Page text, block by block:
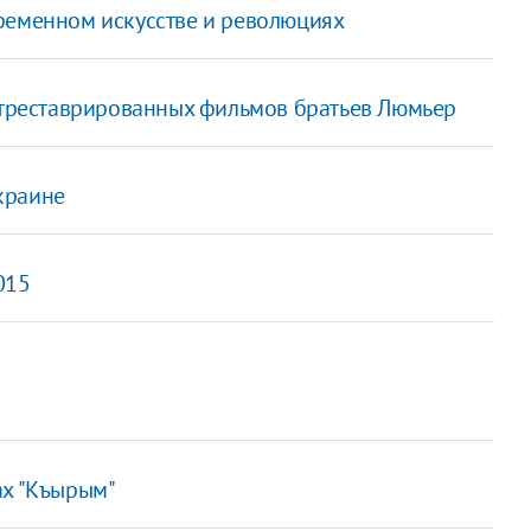
искусстве и революциях
фильмов братьев Люмьер
"Къырым"